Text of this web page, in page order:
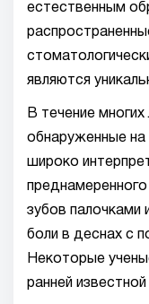
естественным
являются
В течение
обнаруженные на
широко
зубов палочками
боли в деснах с
Некоторые
ранней